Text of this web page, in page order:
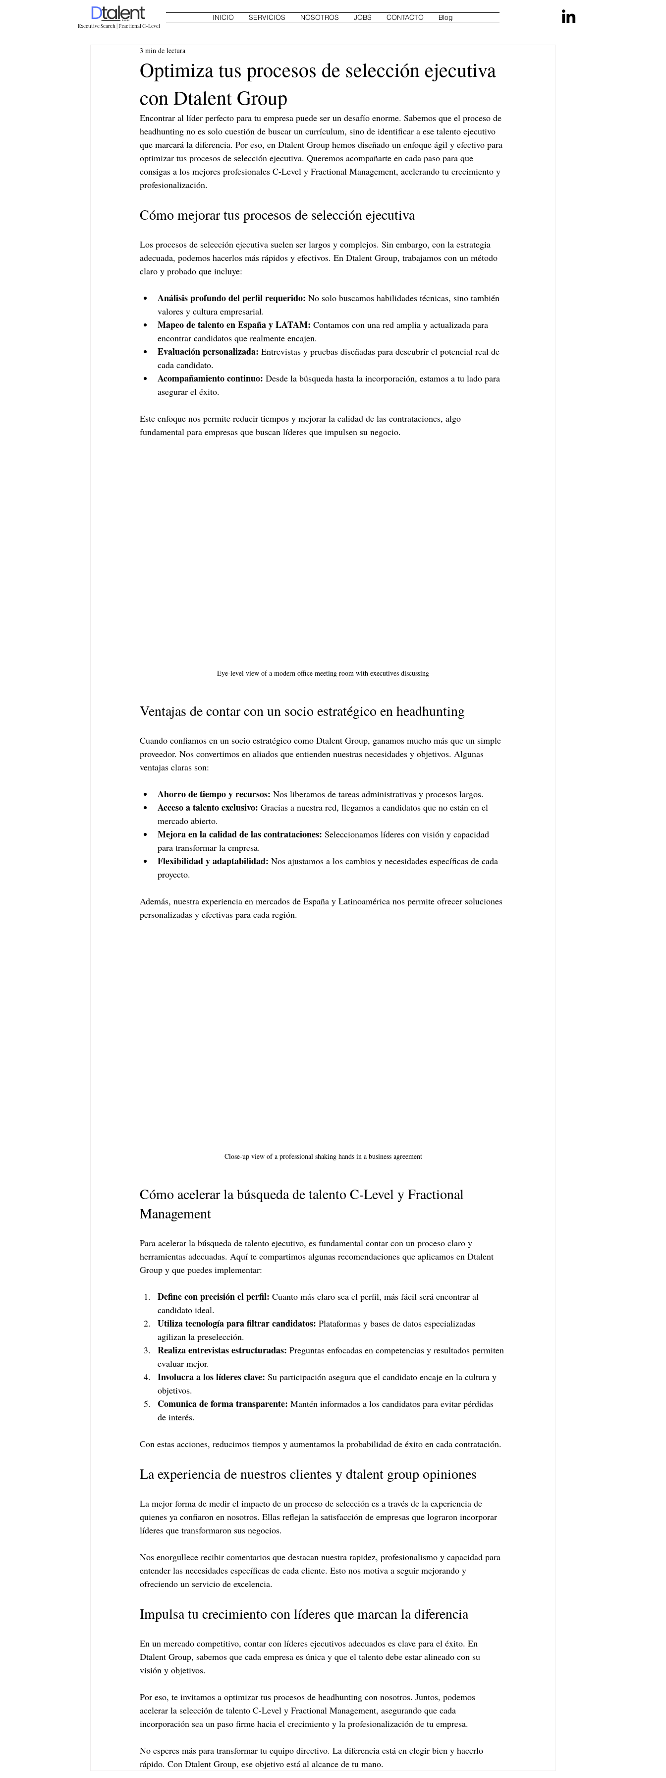
Executive Search | Fractional C-Level
INICIO SERVICIOS NOSOTROS JOBS CONTACTO Blog
Optimiza tus procesos de selección ejecutiva
con Dtalent Group
3 min de lectura
Encontrar al líder perfecto para tu empresa puede ser un desafío enorme. Sabemos que el proceso de
headhunting no es solo cuestión de buscar un currículum, sino de identificar a ese talento ejecutivo
que marcará la diferencia. Por eso, en Dtalent Group hemos diseñado un enfoque ágil y efectivo para
optimizar tus procesos de selección ejecutiva. Queremos acompañarte en cada paso para que
consigas a los mejores profesionales C-Level y Fractional Management, acelerando tu crecimiento y
profesionalización.
Cómo mejorar tus procesos de selección ejecutiva
Los procesos de selección ejecutiva suelen ser largos y complejos. Sin embargo, con la estrategia
adecuada, podemos hacerlos más rápidos y efectivos. En Dtalent Group, trabajamos con un método
claro y probado que incluye:
Análisis profundo del perfil requerido: No solo buscamos habilidades técnicas, sino también
valores y cultura empresarial.
Mapeo de talento en España y LATAM: Contamos con una red amplia y actualizada para
encontrar candidatos que realmente encajen.
Evaluación personalizada: Entrevistas y pruebas diseñadas para descubrir el potencial real de
cada candidato.
Acompañamiento continuo: Desde la búsqueda hasta la incorporación, estamos a tu lado para
asegurar el éxito.
Este enfoque nos permite reducir tiempos y mejorar la calidad de las contrataciones, algo
fundamental para empresas que buscan líderes que impulsen su negocio.
Eye-level view of a modern office meeting room with executives discussing
Ventajas de contar con un socio estratégico en headhunting
Cuando confiamos en un socio estratégico como Dtalent Group, ganamos mucho más que un simple
proveedor. Nos convertimos en aliados que entienden nuestras necesidades y objetivos. Algunas
ventajas claras son:
Ahorro de tiempo y recursos: Nos liberamos de tareas administrativas y procesos largos.
Acceso a talento exclusivo: Gracias a nuestra red, llegamos a candidatos que no están en el
mercado abierto.
Mejora en la calidad de las contrataciones: Seleccionamos líderes con visión y capacidad
para transformar la empresa.
Flexibilidad y adaptabilidad: Nos ajustamos a los cambios y necesidades específicas de cada
proyecto.
Además, nuestra experiencia en mercados de España y Latinoamérica nos permite ofrecer soluciones
personalizadas y efectivas para cada región.
Close-up view of a professional shaking hands in a business agreement
Cómo acelerar la búsqueda de talento C-Level y Fractional
Management
Para acelerar la búsqueda de talento ejecutivo, es fundamental contar con un proceso claro y
herramientas adecuadas. Aquí te compartimos algunas recomendaciones que aplicamos en Dtalent
Group y que puedes implementar:
Define con precisión el perfil: Cuanto más claro sea el perfil, más fácil será encontrar al
candidato ideal.
Utiliza tecnología para filtrar candidatos: Plataformas y bases de datos especializadas
agilizan la preselección.
Realiza entrevistas estructuradas: Preguntas enfocadas en competencias y resultados permiten
evaluar mejor.
Involucra a los líderes clave: Su participación asegura que el candidato encaje en la cultura y
objetivos.
Comunica de forma transparente: Mantén informados a los candidatos para evitar pérdidas
de interés.
Con estas acciones, reducimos tiempos y aumentamos la probabilidad de éxito en cada contratación.
La experiencia de nuestros clientes y dtalent group opiniones
La mejor forma de medir el impacto de un proceso de selección es a través de la experiencia de
quienes ya confiaron en nosotros. Ellas reflejan la satisfacción de empresas que lograron incorporar
líderes que transformaron sus negocios.
Nos enorgullece recibir comentarios que destacan nuestra rapidez, profesionalismo y capacidad para
entender las necesidades específicas de cada cliente. Esto nos motiva a seguir mejorando y
ofreciendo un servicio de excelencia.
Impulsa tu crecimiento con líderes que marcan la diferencia
En un mercado competitivo, contar con líderes ejecutivos adecuados es clave para el éxito. En
Dtalent Group, sabemos que cada empresa es única y que el talento debe estar alineado con su
visión y objetivos.
Por eso, te invitamos a optimizar tus procesos de headhunting con nosotros. Juntos, podemos
acelerar la selección de talento C-Level y Fractional Management, asegurando que cada
incorporación sea un paso firme hacia el crecimiento y la profesionalización de tu empresa.
No esperes más para transformar tu equipo directivo. La diferencia está en elegir bien y hacerlo
rápido. Con Dtalent Group, ese objetivo está al alcance de tu mano.